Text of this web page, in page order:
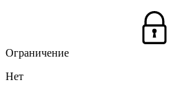
Ограничение
Нет